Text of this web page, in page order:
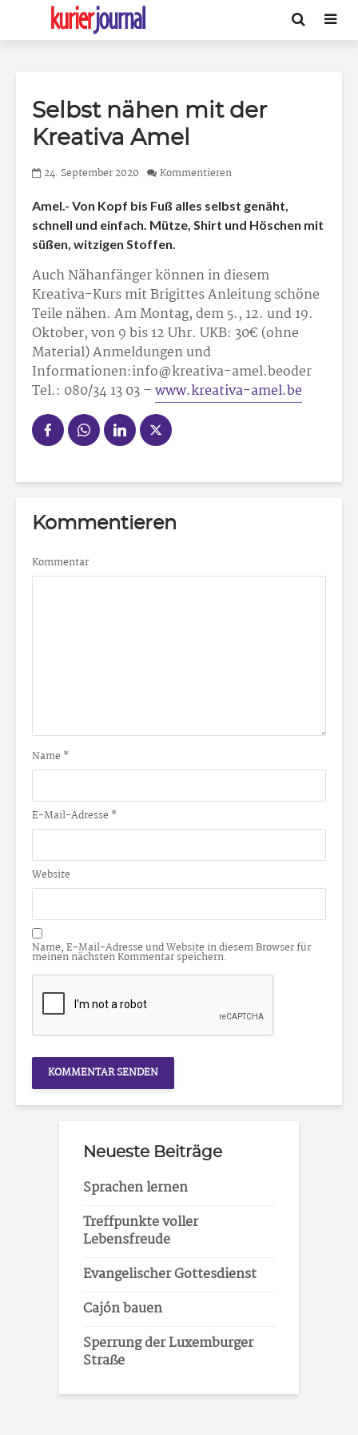
Selbst nähen mit der
Kreativa Amel
24. September 2020 Kommentieren
Amel.- Von Kopf bis Fuß alles selbst genäht,
schnell und einfach. Mütze, Shirt und Höschen mit
süßen, witzigen Stoffen.
Auch Nähanfänger können in diesem
Kreativa-Kurs mit Brigittes Anleitung schöne
Teile nähen. Am Montag, dem 5., 12. und 19.
Oktober, von 9 bis 12 Uhr. UKB: 30€ (ohne
Material) Anmeldungen und
Informationen:info@kreativa-amel.beoder
Tel.: 080/34 13 03 –www.kreativa-amel.be
Kommentieren
Kommentar
Name *
E-Mail-Adresse *
Website
Name, E-Mail-Adresse und Website in diesem Browser für
meinen nächsten Kommentar speichern.
Neueste Beiträge
Sprachen lernen
Treffpunkte voller
Lebensfreude
Evangelischer Gottesdienst
Cajón bauen
Sperrung der Luxemburger
Straße